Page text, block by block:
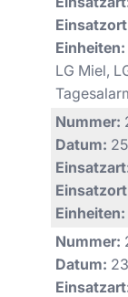
Einheiten:
LG Miel,
Nummer:
Datum:
Einheiten:
Nummer:
Datum: